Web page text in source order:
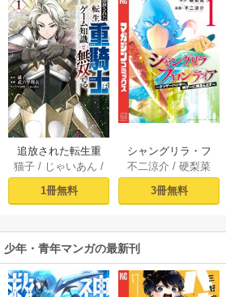
追放された転生重
騎士はゲーム知識
で無双する（１）
猫子 / じゃいあん /
武六甲理衣
1冊無料
シャングリラ・フ
ロンティア（１）
～クソゲーハン
ター、神ゲーに挑
不二涼介 /硬梨菜
3冊無料
少年・青年マンガの最新刊